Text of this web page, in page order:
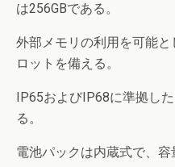
は256GBである。
外部メモリの利用を可能
ロットを備える。
IP65およびIP68に準拠し
る。
電池パックは内蔵式で、容